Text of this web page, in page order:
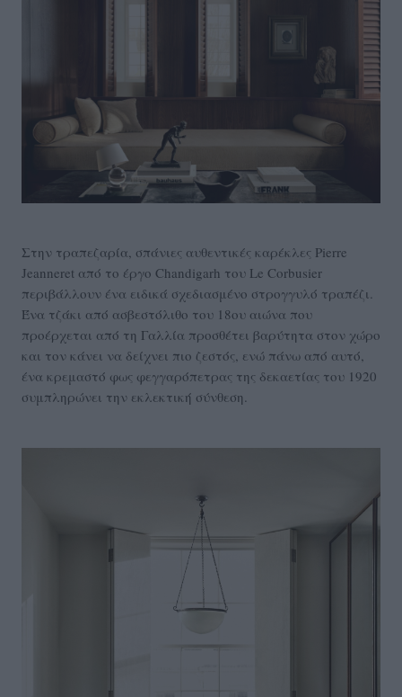
Στην τραπεζαρία, σπάνιες αυθεντικές καρέκλες Pierre
Jeanneret από το έργο Chandigarh του Le Corbusier
περιβάλλουν ένα ειδικά σχεδιασμένο στρογγυλό τραπέζι.
Ένα τζάκι από ασβεστόλιθο του 18ου αιώνα που
προέρχεται από τη Γαλλία προσθέτει βαρύτητα στον χώρο
και τον κάνει να δείχνει πιο ζεστός, ενώ πάνω από αυτό,
ένα κρεμαστό φως φεγγαρόπετρας της δεκαετίας του 1920
συμπληρώνει την εκλεκτική σύνθεση.